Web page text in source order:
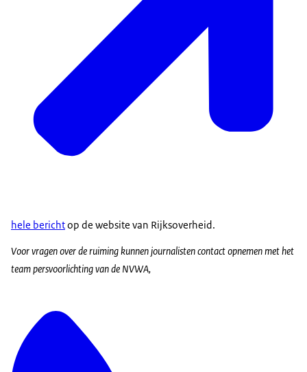
hele berichtop de website van Rijksoverheid.
Voor vragen over de ruiming kunnen journalisten contact opnemen met het
team persvoorlichting van de NVWA,